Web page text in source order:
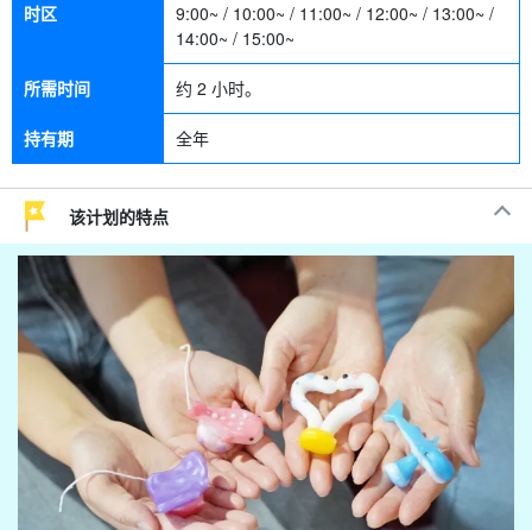
时区
9:00~ / 10:00~ / 11:00~ / 12:00~ / 13:00~ /
14:00~ / 15:00~
所需时间 约 2 小时。
持有期 全年
该计划的特点